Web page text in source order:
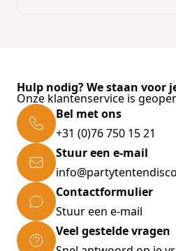
Hulp nodig? We staan voor
Onze klantenservice is
Bel met ons
+31 (0)76 750 15 21
Stuur een e-mail
Contactformulier
Stuur een e-mail
Veel gestelde vragen